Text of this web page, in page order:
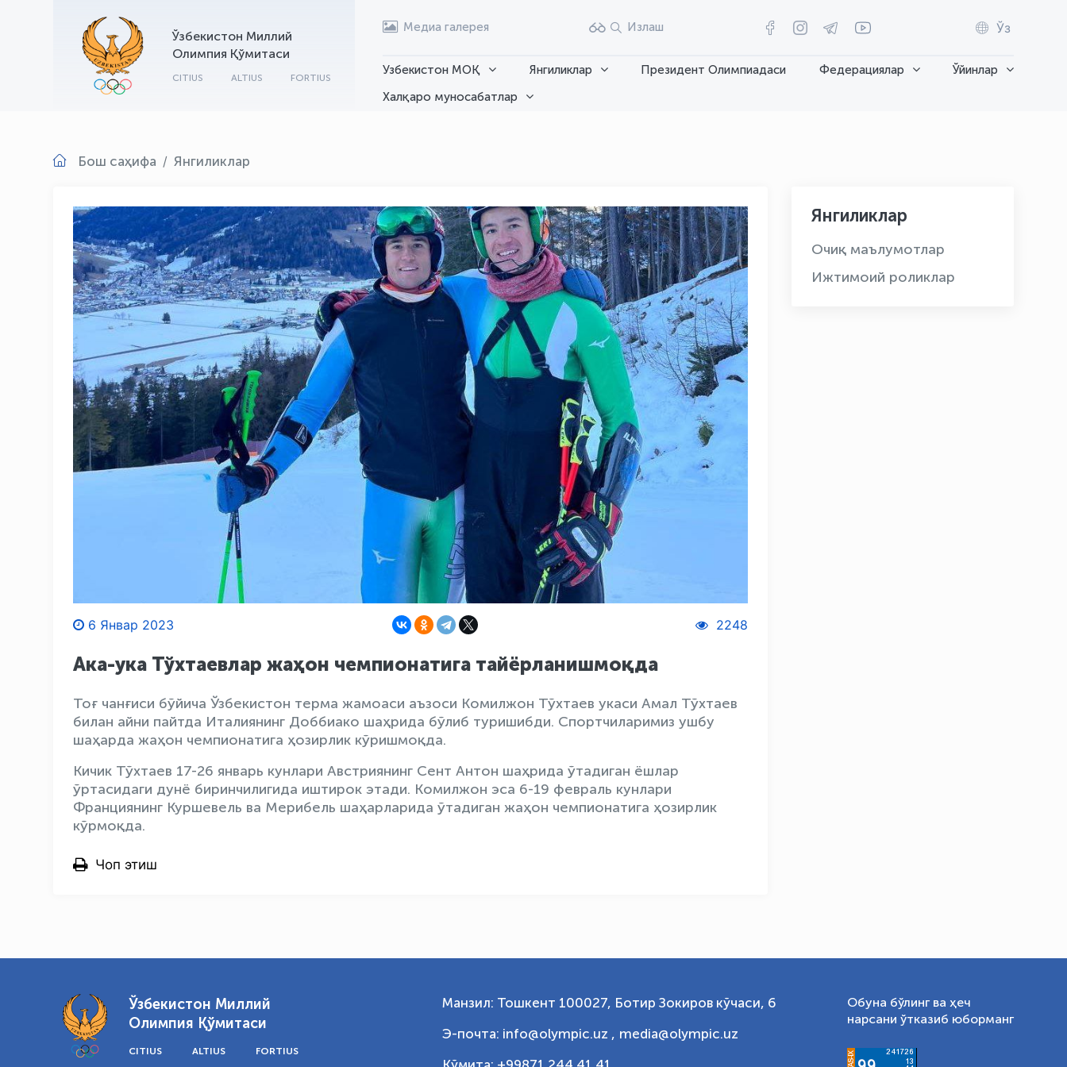
Ўзбекистон Миллий
Олимпия Қўмитаси
CITIUS ALTIUS FORTIUS
Медиа галерея Излаш Ўз
Узбекистон МОҚ Янгиликлар Президент Олимпиадаси Федерациялар
Ўйинлар
Халқаро муносабатлар
Бош саҳифа Янгиликлар
6 Январ 2023 2248
Ака-ука Тўхтаевлар жаҳон чемпионатига тайёрланишмоқда
Тоғ чанғиси бўйича Ўзбекистон терма жамоаси аъзоси Комилжон Тўхтаев укаси Амал Тўхтаев
билан айни пайтда Италиянинг Доббиако шаҳрида бўлиб туришибди. Спортчиларимиз ушбу
шаҳарда жаҳон чемпионатига ҳозирлик кўришмоқда.
Кичик Тўхтаев 17-26 январь кунлари Австриянинг Сент Антон шаҳрида ўтадиган ёшлар
ўртасидаги дунё биринчилигида иштирок этади. Комилжон эса 6-19 февраль кунлари
Франциянинг Куршевель ва Мерибель шаҳарларида ўтадиган жаҳон чемпионатига ҳозирлик
кўрмоқда.
Чоп этиш
Янгиликлар
Очиқ маълумотлар
Ижтимоий роликлар
Ўзбекистон Миллий
Олимпия Қўмитаси
CITIUS ALTIUS FORTIUS
Манзил: Тошкент 100027, Ботир Зокиров кўчаси, 6
Э-почта: info@olympic.uz , media@olympic.uz
Обуна бўлинг ва ҳеч
нарсани ўтказиб юборманг